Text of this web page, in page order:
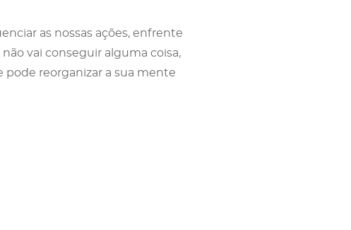
as nossas ações, enfrente
vai conseguir alguma coisa,
reorganizar a sua mente